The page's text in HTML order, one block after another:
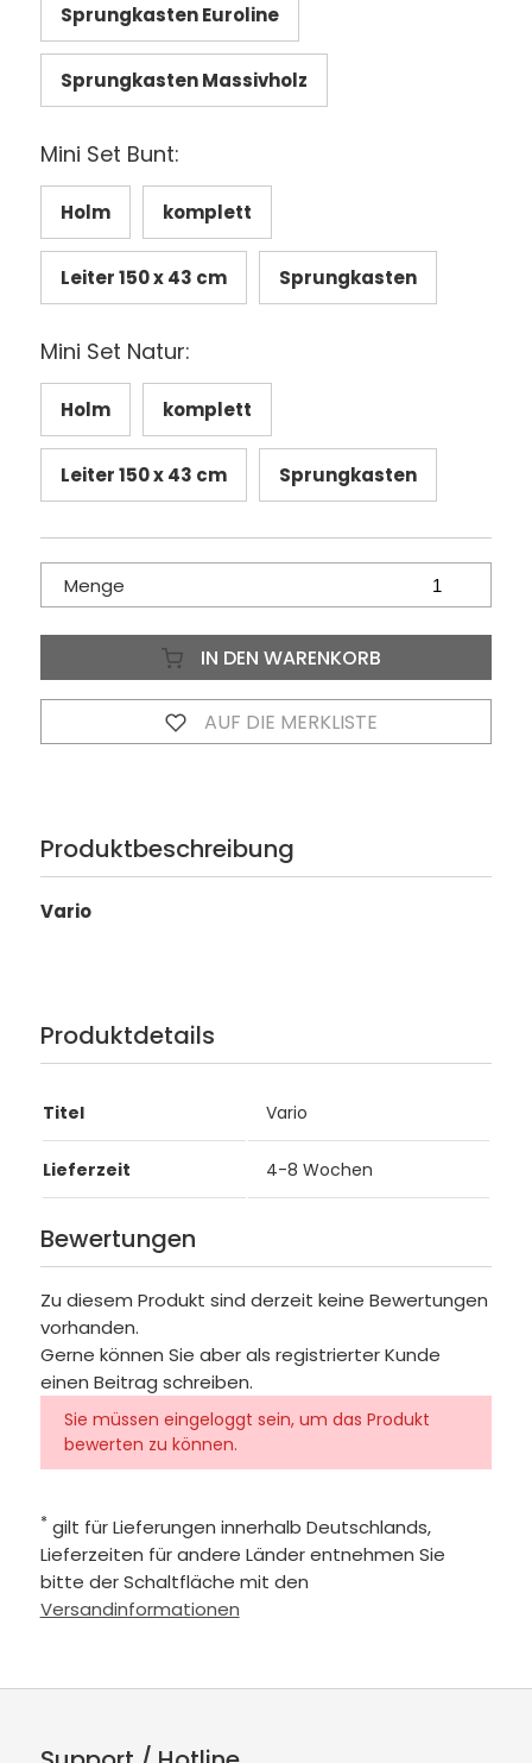
Sprungkasten Euroline
Sprungkasten Massivholz
Mini Set Bunt:
Holm komplett
Leiter 150 x 43 cm Sprungkasten
Mini Set Natur:
Holm komplett
Leiter 150 x 43 cm Sprungkasten
Menge
IN DEN WARENKORB
AUF DIE MERKLISTE
Produktbeschreibung
Vario
Produktdetails
Titel Vario
Lieferzeit 4-8 Wochen
Bewertungen
Zu diesem Produkt sind derzeit keine Bewertungen
vorhanden.
Gerne können Sie aber als registrierter Kunde
einen Beitrag schreiben.
Sie müssen eingeloggt sein, um das Produkt
bewerten zu können.
* gilt für Lieferungen innerhalb Deutschlands,
Lieferzeiten für andere Länder entnehmen Sie
bitte der Schaltfläche mit den
Versandinformationen